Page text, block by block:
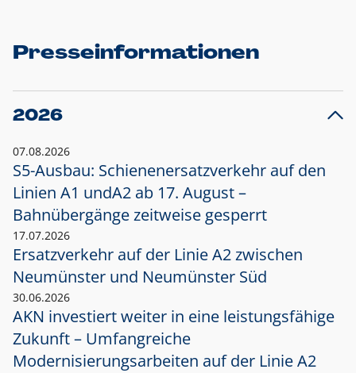
Presseinformationen
2026
07.08.2026
S5-Ausbau: Schienenersatzverkehr auf den
Linien A1 undA2 ab 17. August –
Bahnübergänge zeitweise gesperrt
17.07.2026
Ersatzverkehr auf der Linie A2 zwischen
Neumünster und Neumünster Süd
30.06.2026
AKN investiert weiter in eine leistungsfähige
Zukunft – Umfangreiche
Modernisierungsarbeiten auf der Linie A2